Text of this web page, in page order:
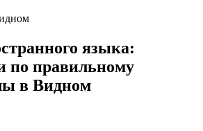
языка:
по правильному
в Видном